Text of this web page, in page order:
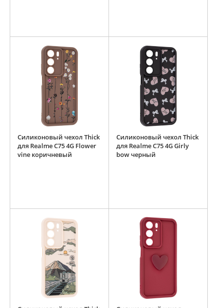
Силиконовый чехол Thick
для Realme C75 4G Flower
vine коричневый
Силиконовый чехол Thick
для Realme C75 4G Girly
bow черный